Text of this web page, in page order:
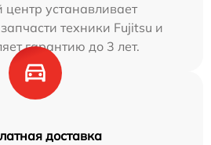
устанавливает
техники Fujitsu и
гарантию до 3 лет.
доставка